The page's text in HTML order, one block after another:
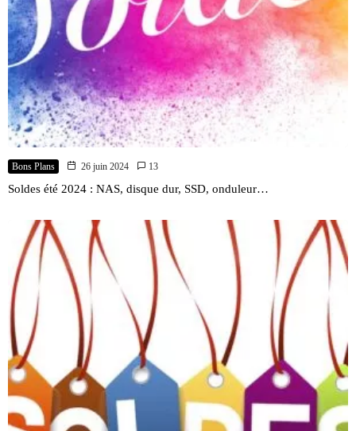
Bons Plans 26 juin 2024 13
Soldes été 2024 : NAS, disque dur, SSD, onduleur…